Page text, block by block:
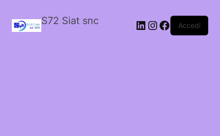
S72 Siat snc LinkedIn
Instagram
Facebook
Accedi